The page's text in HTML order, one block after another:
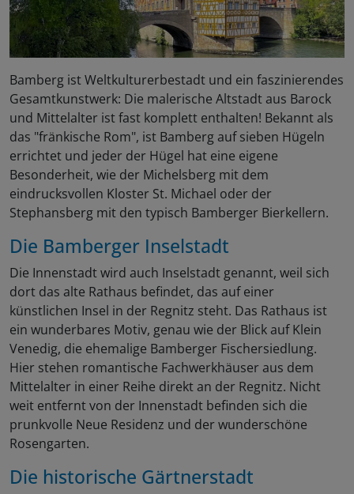
Bamberg ist Weltkulturerbestadt und ein faszinierendes
Gesamtkunstwerk: Die malerische Altstadt aus Barock
und Mittelalter ist fast komplett enthalten! Bekannt als
das "fränkische Rom", ist Bamberg auf sieben Hügeln
errichtet und jeder der Hügel hat eine eigene
Besonderheit, wie der Michelsberg mit dem
eindrucksvollen Kloster St. Michael oder der
Stephansberg mit den typisch Bamberger Bierkellern.
Die Bamberger Inselstadt
Die Innenstadt wird auch Inselstadt genannt, weil sich
dort das alte Rathaus befindet, das auf einer
künstlichen Insel in der Regnitz steht. Das Rathaus ist
ein wunderbares Motiv, genau wie der Blick auf Klein
Venedig, die ehemalige Bamberger Fischersiedlung.
Hier stehen romantische Fachwerkhäuser aus dem
Mittelalter in einer Reihe direkt an der Regnitz. Nicht
weit entfernt von der Innenstadt befinden sich die
prunkvolle Neue Residenz und der wunderschöne
Rosengarten.
Die historische Gärtnerstadt